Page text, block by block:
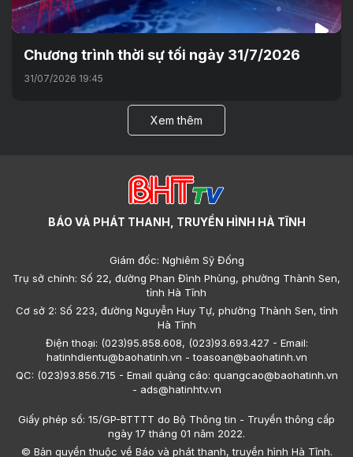
Chương trình thời sự tối ngày 31/7/2026
31/07/2026 19:45
Xem thêm
BÁO VÀ PHÁT THANH, TRUYỀN HÌNH HÀ TĨNH
Giám đốc: Nghiêm Sỹ Đống
Trụ sở chính: Số 22, đường Phan Đình Phùng, phường Thành Sen,
tỉnh Hà Tĩnh
Cơ sở 2: Số 223, đường Nguyễn Huy Tự, phường Thành Sen, tỉnh
Hà Tĩnh
Điện thoại: (023)95.858.608, (023)93.693.427 - Email:
hatinhdientu@baohatinh.vn - toasoan@baohatinh.vn
QC: (023)93.856.715 - Email quảng cáo: quangcao@baohatinh.vn
- ads@hatinhtv.vn
Giấy phép số: 15/GP-BTTTT do Bộ Thông tin - Truyền thông cấp
ngày 17 tháng 01 năm 2022.
© Bản quyền thuộc về Báo và phát thanh, truyền hình Hà Tĩnh.